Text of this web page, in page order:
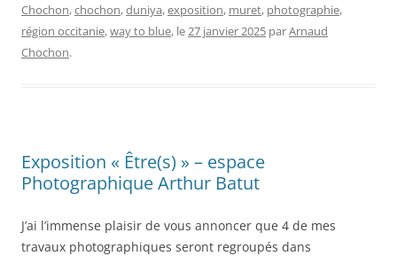
Chochon,chochon,duniya,exposition, muret, photographie,
région occitanie,way to blue, le27 janvier 2025 parArnaud
Chochon.
Exposition « Être(s) » – espace
Photographique Arthur Batut
J’ai l’immense plaisir de vous annoncer que 4 de mes
travaux photographiques seront regroupés dans